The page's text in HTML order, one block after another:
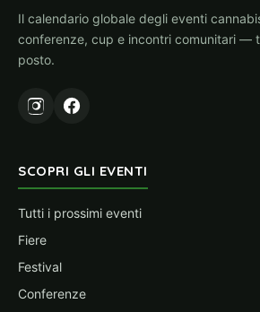
Il calendario globale degli eventi
conferenze, cup e incontri comunitari —
posto.
SCOPRI GLI EVENTI
Tutti i prossimi eventi
Fiere
Festival
Conferenze